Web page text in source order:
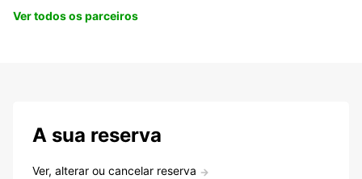
Ver todos os parceiros
A sua reserva
Ver, alterar ou cancelar reserva